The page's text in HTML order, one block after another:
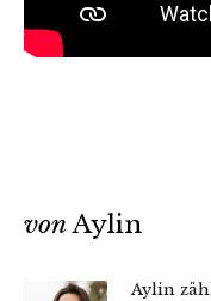
vonAylin
Aylin